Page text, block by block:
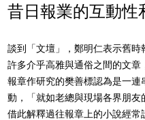
昔日報業的互動性
談到「文壇」，鄭明仁表示舊時
許多介乎高雅與通俗之間的文章
報章作研究的樊善標認為是一連
動，「就如老總與現場各界朋友
借此解釋過往報章上的小說經常